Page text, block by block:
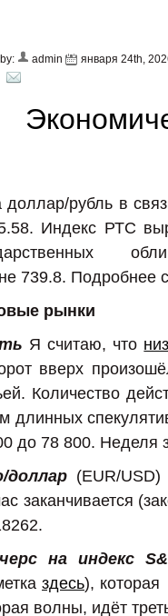
admin января 24th,
доллар/рубль в
Индекс РТС
739.8. Подробнее
рынки
Я считаю, что
вверх
Количество
длинных
до 78 800. Неделя
доллар (EUR/
заканчивается
на индекс
здесь), которая
волны, идёт